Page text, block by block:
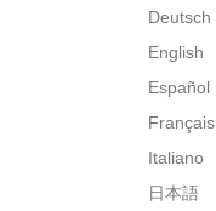
Deutsch
English
Español
Français
Italiano
日本語